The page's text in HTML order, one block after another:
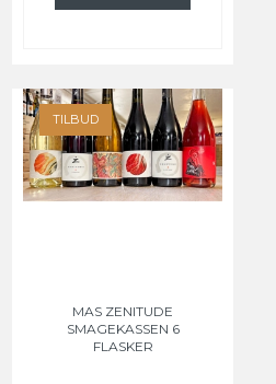
TILBUD
MAS ZENITUDE
SMAGEKASSEN 6
FLASKER